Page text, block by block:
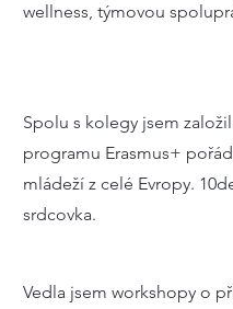
wellness, týmovou
Spolu s kolegy jsem
programu Erasmus+
mládeží z celé Evropy.
srdcovka.
Vedla jsem workshopy o